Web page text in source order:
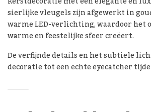
sierlijke vleugels zijn afgewerkt in
warme LED-verlichting, waardoor het
warme en feestelijke sfeer creëert.
De verfijnde details en het subtiele
decoratie tot een echte eyecatcher